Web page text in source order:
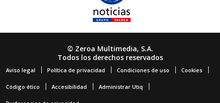
© Zeroa Multimedia, S.A.
Todos los derechos reservados
Aviso legal Política de privacidad Condiciones de uso Cookies
Código ético Accesibilidad Administrar Utiq